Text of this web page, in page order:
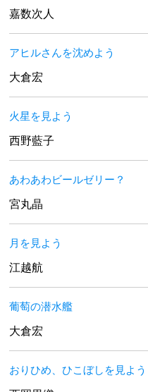
嘉数次人
アヒルさんを沈めよう
大倉宏
火星を見よう
西野藍子
あわあわビールゼリー？
宮丸晶
月を見よう
江越航
葡萄の潜水艦
大倉宏
おりひめ、ひこぼしを見よう